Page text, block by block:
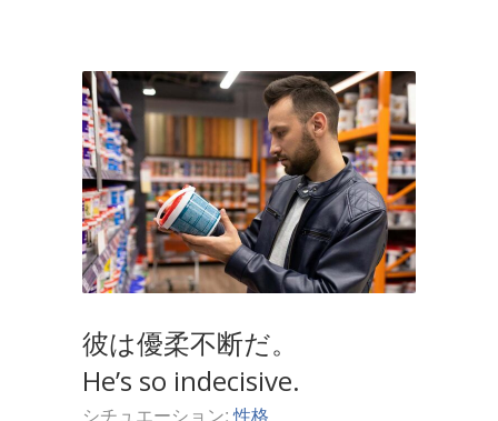
彼は優柔不断だ。
He’s so indecisive.
シチュエーション:性格